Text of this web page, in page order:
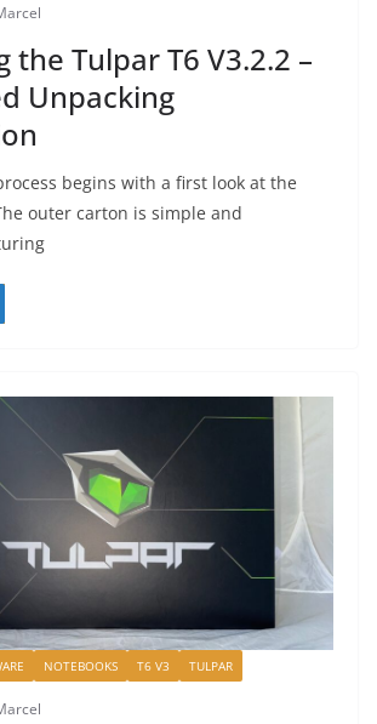
the Tulpar T6 V3.2.2 –
Unpacking
begins with a first look at the
outer carton is simple and
NOTEBOOKS T6 V3 TULPAR